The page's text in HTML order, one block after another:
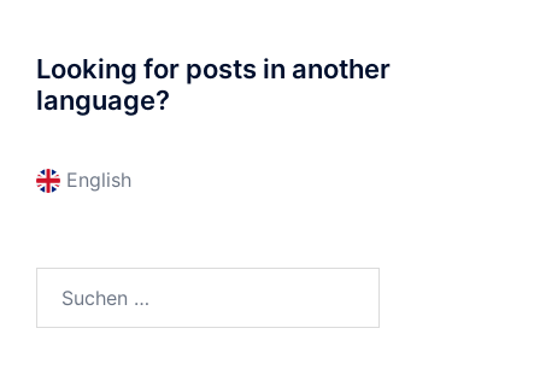
Looking for posts in another
language?
English
nach: